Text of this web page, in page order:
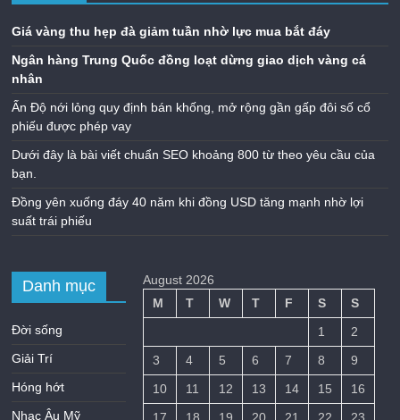
Giá vàng thu hẹp đà giảm tuần nhờ lực mua bắt đáy
Ngân hàng Trung Quốc đồng loạt dừng giao dịch vàng cá
nhân
Ấn Độ nới lỏng quy định bán khống, mở rộng gần gấp đôi số cổ
phiếu được phép vay
Dưới đây là bài viết chuẩn SEO khoảng 800 từ theo yêu cầu của
bạn.
Đồng yên xuống đáy 40 năm khi đồng USD tăng mạnh nhờ lợi
suất trái phiếu
Danh mục
Đời sống
Giải Trí
Hóng hớt
Nhạc Âu Mỹ
August 2026
M
T W T F S
S
1
2
3
4 5 6 7 8
9
10
11 12 13 14 15
16